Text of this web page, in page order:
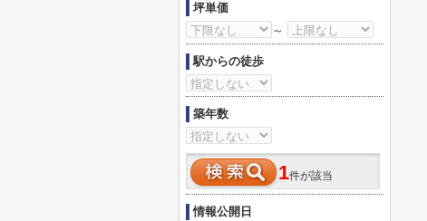
坪単価
～
駅からの徒歩
築年数
1件が該当
情報公開日